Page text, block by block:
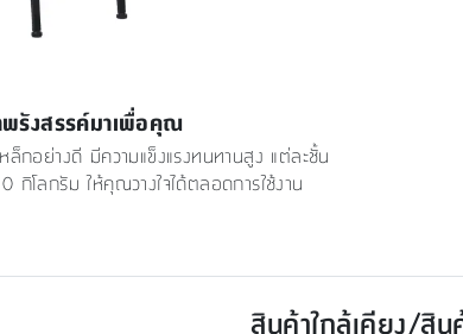
รังสรรค์มาเพื่อคุณ
ล็กอย่างดี มีความแข็งแรงทนทานสูง แต่ละชั้น
กิโลกรัม ให้คุณวางใจได้ตลอดการใช้งาน
สินค้าใกล้เคียง/สิน